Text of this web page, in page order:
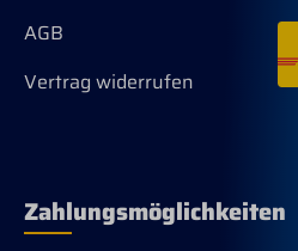
AGB
Vertrag widerrufen
Zahlungsmöglichkeiten